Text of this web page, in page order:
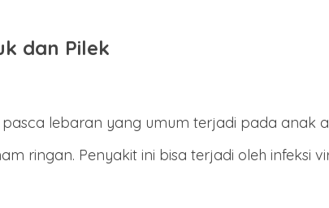
dan Pilek
pasca lebaran yang umum terjadi pada anak
ringan. Penyakit ini bisa terjadi oleh infeksi